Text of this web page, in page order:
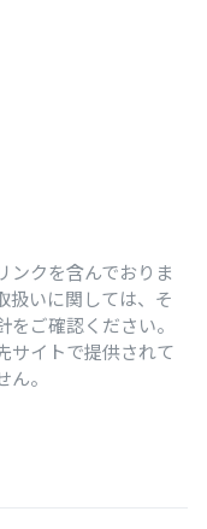
ンクを含んでおりま
扱いに関しては、そ
ご確認ください。
サイトで提供されて
。